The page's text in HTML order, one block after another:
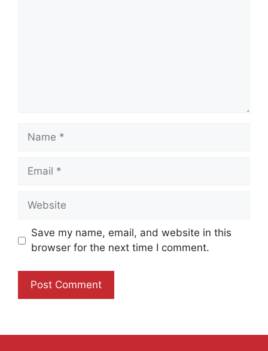
Name
Email
Website
Save my name, email, and website in this
browser for the next time I comment.